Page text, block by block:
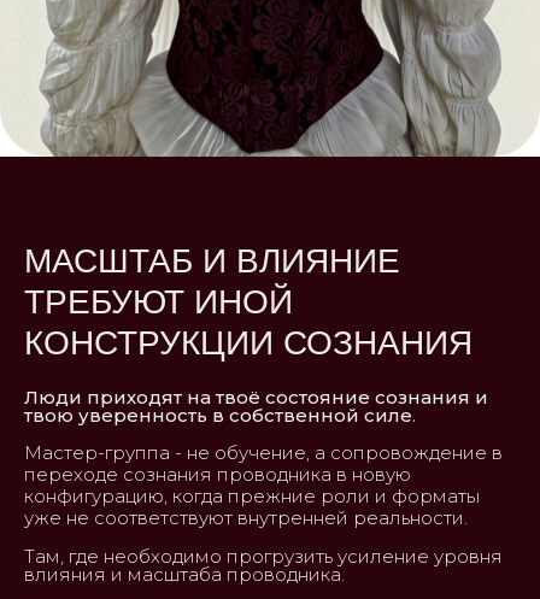
МАСШТАБ И ВЛИЯНИЕ
ТРЕБУЮТ ИНОЙ
КОНСТРУКЦИИ СОЗНАНИЯ
Люди приходят на твоё состояние сознания и
твою уверенность в собственной силе.
Мастер-группа - не обучение, а сопровождение в
переходе сознания проводника в новую
конфигурацию, когда прежние роли и форматы
уже не соответствуют внутренней реальности.
Там, где необходимо прогрузить усиление уровня
влияния и масштаба проводника.